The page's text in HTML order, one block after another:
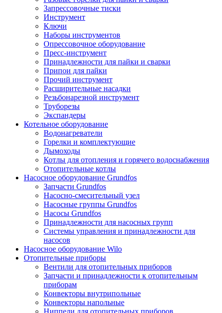
Запрессовочные тиски
Инструмент
Ключи
Наборы инструментов
Опрессовочное оборудование
Пресс-инструмент
Принадлежности для пайки и сварки
Припои для пайки
Прочий инструмент
Расширительные насадки
Резьбонарезной инструмент
Труборезы
Экспандеры
Котельное оборудование
Водонагреватели
Горелки и комплектующие
Дымоходы
Котлы для отопления и горячего водоснабжения
Отопительные котлы
Насосное оборудование Grundfos
Запчасти Grundfos
Насосно-смесительный узел
Насосные группы Grundfos
Насосы Grundfos
Принадлежности для насосных групп
Системы управления и принадлежности для
насосов
Насосное оборудование Wilo
Отопительные приборы
Вентили для отопительных приборов
Запчасти и принадлежности к отопительным
приборам
Конвекторы внутрипольные
Конвекторы напольные
Ниппели для отопительных приборов